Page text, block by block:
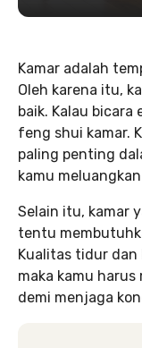
Kamar adalah
Oleh karena itu,
baik. Kalau bicara
feng shui kamar.
paling penting
kamu
Selain itu, kamar
tentu
Kualitas tidur
maka kamu
demi menjaga